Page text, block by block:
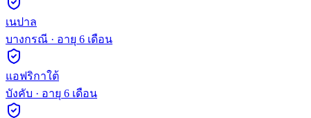
เนปาล
บางกรณี · อายุ 6 เดือน
แอฟริกาใต้
บังคับ · อายุ 6 เดือน